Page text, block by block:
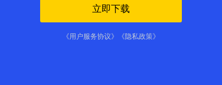
立即下载
《用户服务协议》 《隐私政策》